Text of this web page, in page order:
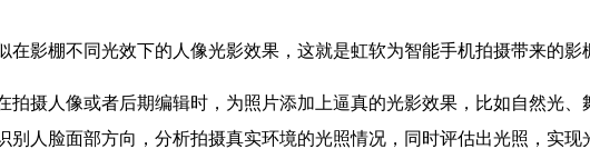
影棚不同光效下的人像光影效果，这就是虹软为智能手机拍摄带来的影
拍摄人像或者后期编辑时，为照片添加上逼真的光影效果，比如自然光
别人脸面部方向，分析拍摄真实环境的光照情况，同时评估出光照，实